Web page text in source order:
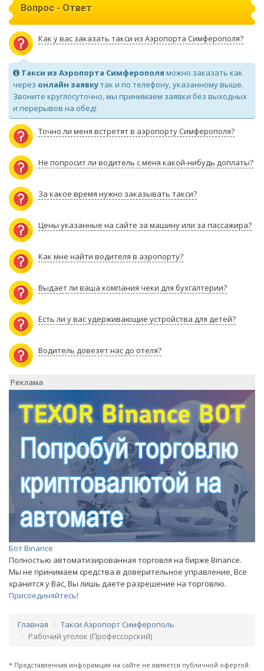
Вопрос - Ответ
Как у вас заказать такси из Аэропорта Симферополя?
Такси из Аэропорта Симферополя можно заказать как
через онлайн заявкутак и по телефону, указанному выше.
Звоните круглосуточно, мы принимаем заявки без выходных
и перерывов на обед!
Точно ли меня встретят в аэропорту Симферополя?
Не попросит ли водитель с меня какой-нибудь доплаты?
За какое время нужно заказывать такси?
Цены указанные на сайте за машину или за пассажира?
Как мне найти водителя в аэропорту?
Выдает ли ваша компания чеки для бухгалтерии?
Есть ли у вас удерживающие устройства для детей?
Водитель довезет нас до отеля?
Реклама
Бот Binance
Полностью автоматизированная торговля на бирже Binance.
Мы не принимаем средства в доверительное управление, Все
хранится у Вас, Вы лишь даете разрешение на торговлю.
Присоединяйтесь!
Главная
Такси Аэропорт Симферополь
Рабочий уголок (Профессорский)
* Представленная инфорамция на сайте не является публичной офертой.